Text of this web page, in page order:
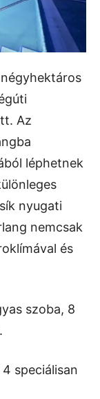
Az
léphetnek
nyugati
nemcsak
és
szoba, 8
speciálisan